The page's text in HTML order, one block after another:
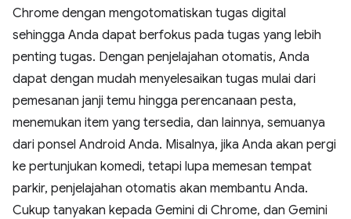
Chrome dengan mengotomatiskan tugas digital
sehingga Anda dapat berfokus pada tugas yang lebih
penting tugas. Dengan penjelajahan otomatis, Anda
dapat dengan mudah menyelesaikan tugas mulai dari
pemesanan janji temu hingga perencanaan pesta,
menemukan item yang tersedia, dan lainnya, semuanya
dari ponsel Android Anda. Misalnya, jika Anda akan pergi
ke pertunjukan komedi, tetapi lupa memesan tempat
parkir, penjelajahan otomatis akan membantu Anda.
Cukup tanyakan kepada Gemini di Chrome, dan Gemini